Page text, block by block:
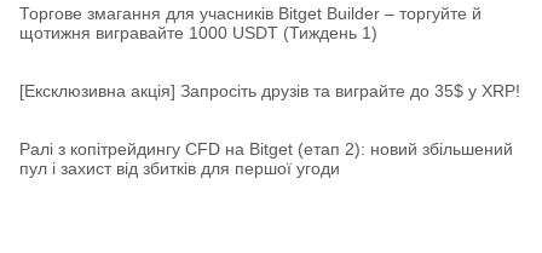
Торгове змагання для учасників Bitget Builder – торгуйте й
щотижня вигравайте 1000 USDT (Тиждень 1)
[Ексклюзивна акція] Запросіть друзів та виграйте до 35$ у XRP!
Ралі з копітрейдингу CFD на Bitget (етап 2): новий збільшений
пул і захист від збитків для першої угоди